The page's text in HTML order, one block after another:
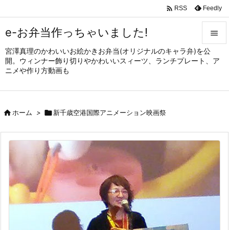
e-お弁当作っちゃいました!
宮澤真理のかわいいお絵かきお弁当(オリジナルのキャラ弁)を公
開。ウィンナー飾り切りやかわいいスィーツ、ランチプレート、ア
ニメや作り方動画も


メニュ
サイド

次へ

検索
 RSS Feedly
ホーム > 新千歳空港国際アニメーション映画祭